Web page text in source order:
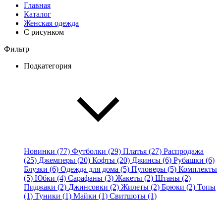
Главная
Каталог
Женская одежда
С рисунком
Фильтр
Подкатегория
Новинки (77) Футболки (29) Платья (27) Распродажа
(25) Джемперы (20) Кофты (20) Джинсы (6) Рубашки (6)
Блузки (6) Одежда для дома (5) Пуловеры (5) Комплекты
(5) Юбки (4) Сарафаны (3) Жакеты (2) Штаны (2)
Пиджаки (2) Джинсовки (2) Жилеты (2) Брюки (2) Топы
(1) Туники (1) Майки (1) Свитшоты (1)